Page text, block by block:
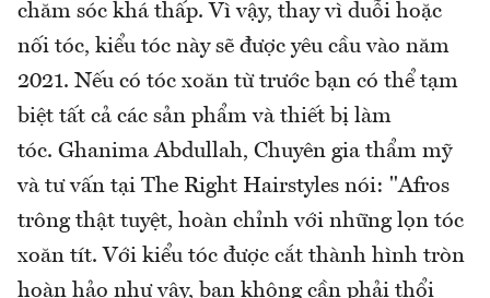
chăm sóc khá thấp. Vì vậy, thay vì duỗi hoặc
nối tóc, kiểu tóc này sẽ được yêu cầu vào năm
2021. Nếu có tóc xoăn từ trước bạn có thể tạm
biệt tất cả các sản phẩm và thiết bị làm
tóc. Ghanima Abdullah, Chuyên gia thẩm mỹ
và tư vấn tại The Right Hairstyles nói: "Afros
trông thật tuyệt, hoàn chỉnh với những lọn tóc
xoăn tít. Với kiểu tóc được cắt thành hình tròn
hoàn hảo như vậy, bạn không cần phải thổi